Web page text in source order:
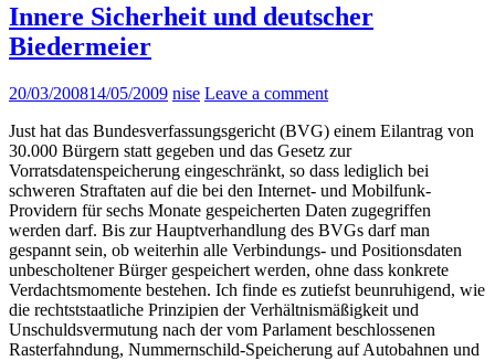
Innere Sicherheit und deutscher
Biedermeier
20/03/200814/05/2009 nise Leave a comment
Just hat das Bundesverfassungsgericht (BVG) einem Eilantrag von
30.000 Bürgern statt gegeben und das Gesetz zur
Vorratsdatenspeicherung eingeschränkt, so dass lediglich bei
schweren Straftaten auf die bei den Internet- und Mobilfunk-
Providern für sechs Monate gespeicherten Daten zugegriffen
werden darf. Bis zur Hauptverhandlung des BVGs darf man
gespannt sein, ob weiterhin alle Verbindungs- und Positionsdaten
unbescholtener Bürger gespeichert werden, ohne dass konkrete
Verdachtsmomente bestehen. Ich finde es zutiefst beunruhigend, wie
die rechtststaatliche Prinzipien der Verhältnismäßigkeit und
Unschuldsvermutung nach der vom Parlament beschlossenen
Rasterfahndung, Nummernschild-Speicherung auf Autobahnen und